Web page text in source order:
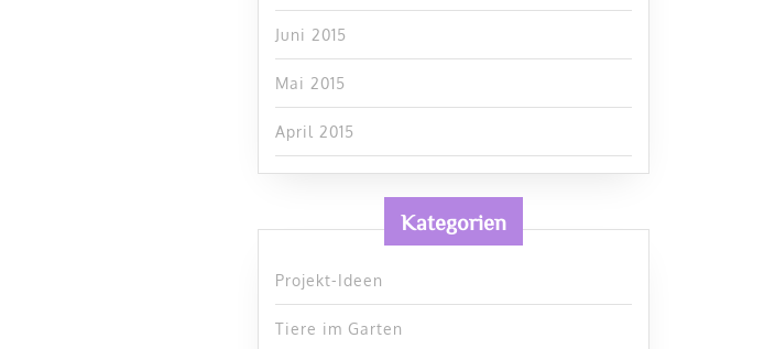
Juni 2015
Mai 2015
April 2015
Kategorien
Projekt-Ideen
Tiere im Garten